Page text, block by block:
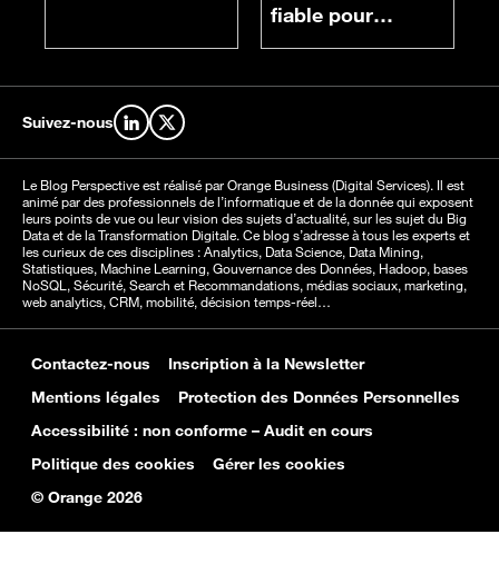
fiable pour
Suivez-nous Retrouvez-nous sur LinkedIn
Retrouvez-nous sur X
Le Blog Perspective est réalisé par Orange Business (Digital Services). Il est
animé par des professionnels de l’informatique et de la donnée qui exposent
leurs points de vue ou leur vision des sujets d’actualité, sur les sujet du Big
Data et de la Transformation Digitale. Ce blog s’adresse à tous les experts et
les curieux de ces disciplines : Analytics, Data Science, Data Mining,
Statistiques, Machine Learning, Gouvernance des Données, Hadoop, bases
NoSQL, Sécurité, Search et Recommandations, médias sociaux, marketing,
web analytics, CRM, mobilité, décision temps-réel…
Contactez-nous
Inscription à la Newsletter
Mentions légales
Protection des Données Personnelles
Accessibilité : non conforme – Audit en cours
Politique des cookies
Gérer les cookies
© Orange 2026